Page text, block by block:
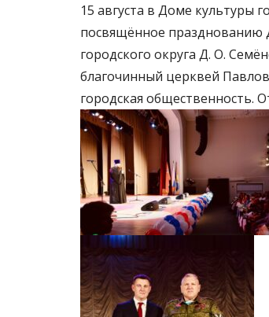
15 августа в Доме культуры
посвящённое празднованию
городского округа Д. О.
благочинный церквей
городская общественность.